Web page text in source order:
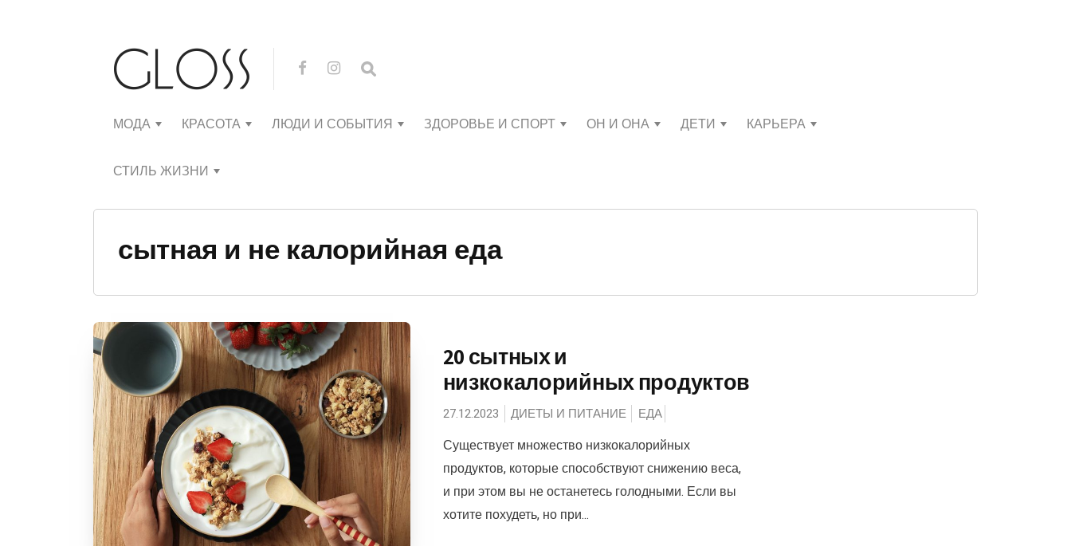
МОДА КРАСОТА ЛЮДИ И СОБЫТИЯ ЗДОРОВЬЕ И СПОРТ ОН И ОНА ДЕТИ КАРЬЕРА
СТИЛЬ ЖИЗНИ
сытная и не калорийная еда
20 сытных и
низкокалорийных продуктов
27.12.2023 ДИЕТЫ И ПИТАНИЕ ЕДА
Существует множество низкокалорийных
продуктов, которые способствуют снижению веса,
и при этом вы не останетесь голодными. Если вы
хотите похудеть, но при...